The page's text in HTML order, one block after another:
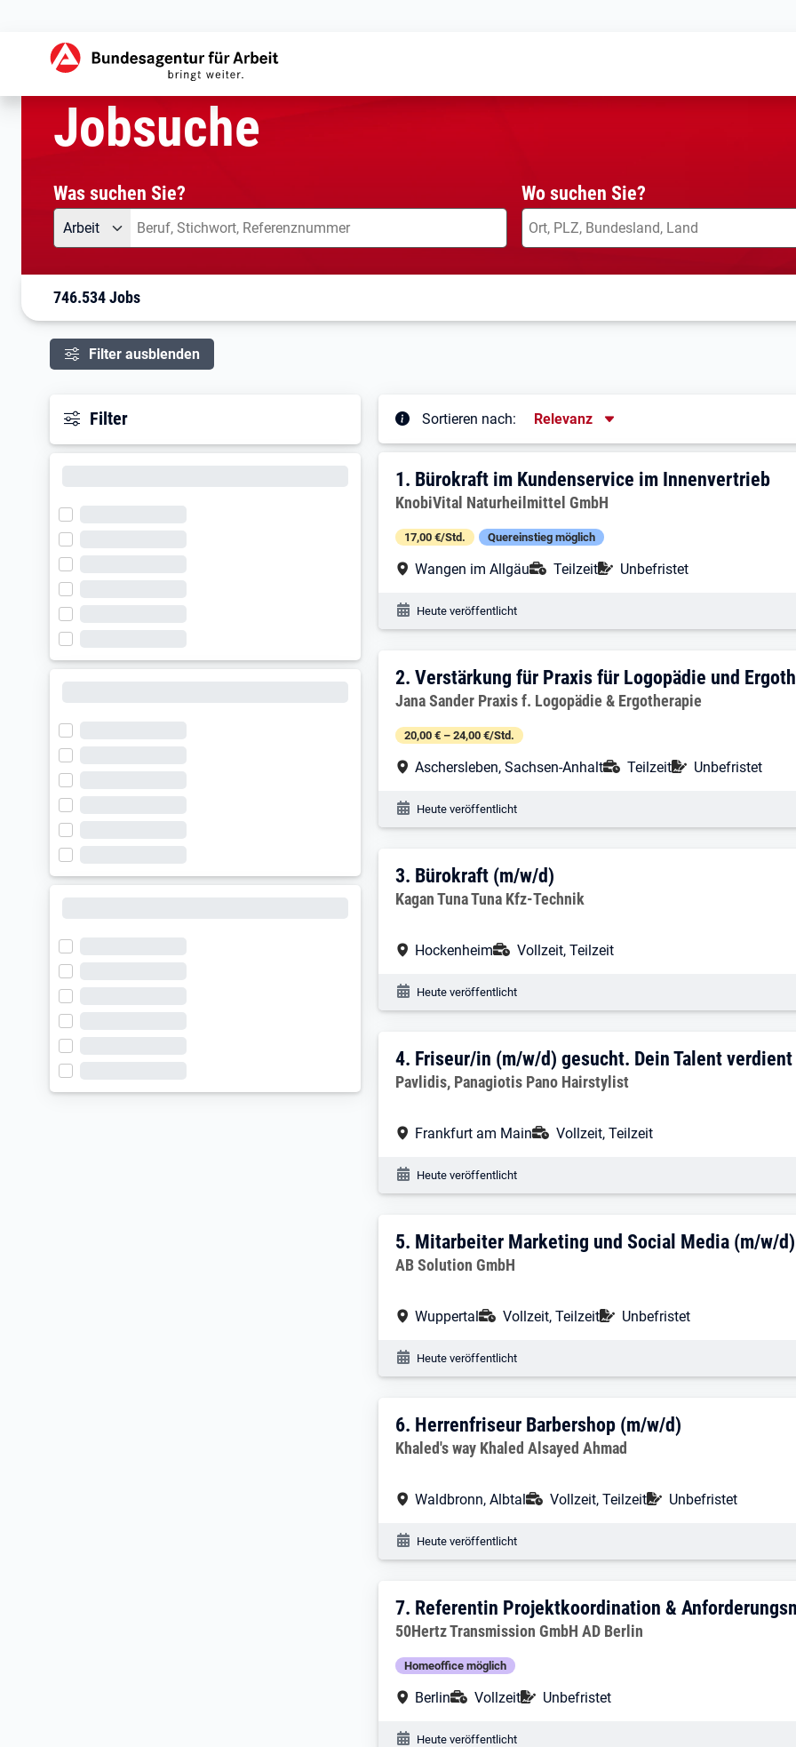
Startseite
Jobsuche
Was suchen Sie?
Angebotsart
Arbeit Was suchen Sie?
Wo suchen Sie?
746.534 Jobs
Filter ausblenden
Filter Sortieren nach: Sortierung
Relevanz
Ergebnisliste
1. Ergebnis: Bürokraft im
1. Bürokraft im Kundenservice im Innenvertrieb
Arbeitgeber:
KnobiVital Naturheilmittel GmbH
17,00 €/Std. Quereinstieg möglich
Arbeitsort:
Wangen im Allgäu Anstellungsart:
Teilzeit Befristung:
Unbefristet
Veröffentlichungsdatum:
Heute veröffentlicht
2. Ergebnis: Verstärkung für Praxis für
2.Verstärkung für Praxis für Logopädie und
Arbeitgeber:
Jana Sander Praxis f. Logopädie & Ergotherapie
20,00 € – 24,00 €/Std.
Arbeitsort:
Aschersleben, Sachsen-Anhalt Anstellungsart:
Teilzeit Befristung:
Unbefristet
Veröffentlichungsdatum:
Heute veröffentlicht
3. Ergebnis: Bürokraft (m/w/d)
3. Bürokraft (m/w/d)
Arbeitgeber:
Kagan Tuna Tuna Kfz-Technik
Arbeitsort:
Hockenheim Anstellungsart:
Vollzeit, Teilzeit
Veröffentlichungsdatum:
Heute veröffentlicht
4. Ergebnis: Friseur/in (m/w/d) gesucht.
4. Friseur/in (m/w/d) gesucht. Dein Talent
Arbeitgeber:
Pavlidis, Panagiotis Pano Hairstylist
Arbeitsort:
Frankfurt am Main Anstellungsart:
Vollzeit, Teilzeit
Veröffentlichungsdatum:
Heute veröffentlicht
5. Ergebnis: Mitarbeiter Marketing und
5. Mitarbeiter Marketing und Social Media (m/w/d)
Arbeitgeber:
AB Solution GmbH
Arbeitsort:
Wuppertal Anstellungsart:
Vollzeit, Teilzeit Befristung:
Unbefristet
Veröffentlichungsdatum:
Heute veröffentlicht
6. Ergebnis: Herrenfriseur Barbershop
6. Herrenfriseur Barbershop (m/w/d)
Arbeitgeber:
Khaled's way Khaled Alsayed Ahmad
Arbeitsort:
Waldbronn, Albtal Anstellungsart:
Vollzeit, Teilzeit Befristung:
Unbefristet
Veröffentlichungsdatum:
Heute veröffentlicht
7. Ergebnis: Referentin
7. Referentin Projektkoordination &
Arbeitgeber:
50Hertz Transmission GmbH AD Berlin
Homeoffice möglich
Arbeitsort:
Berlin Anstellungsart:
Vollzeit Befristung:
Unbefristet
Veröffentlichungsdatum:
Heute veröffentlicht